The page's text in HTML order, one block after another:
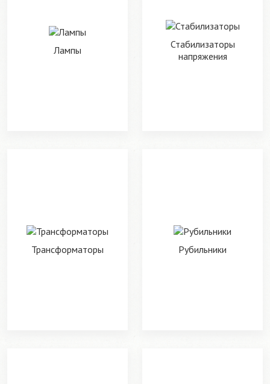
Лампы
Стабилизаторы
напряжения
Трансформаторы Рубильники